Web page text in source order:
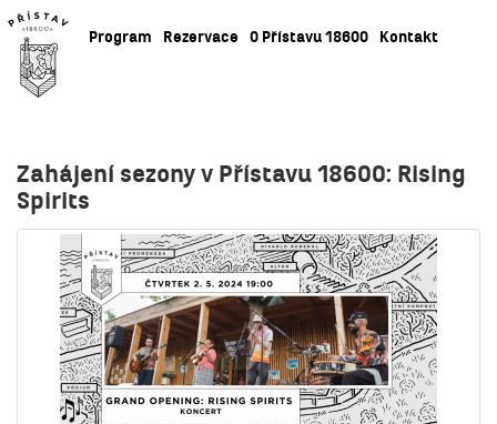
Program Rezervace O Přístavu 18600 Kontakt
Zahájení sezony v Přístavu 18600: Rising
Spirits